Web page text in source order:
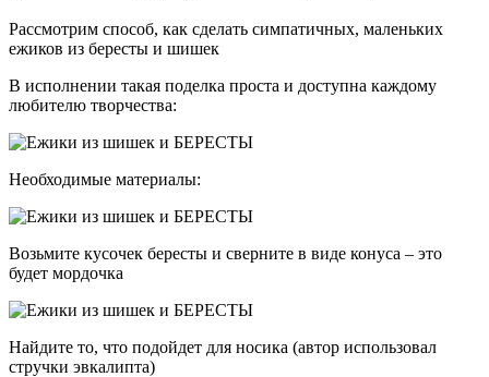
Рассмотрим способ, как сделать симпатичных, маленьких
ежиков из бересты и шишек
В исполнении такая поделка проста и доступна каждому
любителю творчества:
Необходимые материалы:
Возьмите кусочек бересты и сверните в виде конуса – это
будет мордочка
Найдите то, что подойдет для носика (автор использовал
стручки эвкалипта)